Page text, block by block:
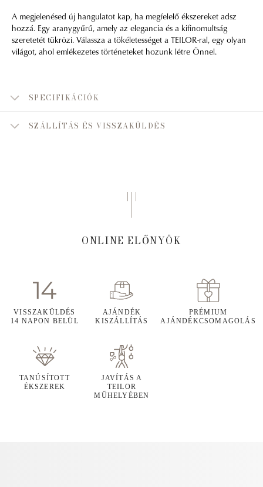
A megjelenésed új hangulatot kap, ha megfelelő ékszereket adsz
hozzá. Egy aranygyűrű, amely az elegancia és a kifinomultság
szeretetét tükrözi. Válassza a tökéletességet a TEILOR-ral, egy olyan
világot, ahol emlékezetes történeteket hozunk létre Önnel.
SPECIFIKÁCIÓK
SZÁLLÍTÁS ÉS VISSZAKÜLDÉS
ONLINE ELŐNYÖK
VISSZAKÜLDÉS
14 NAPON BELÜL
AJÁNDÉK
KISZÁLLÍTÁS
PRÉMIUM
AJÁNDÉKCSOMAGOLÁS
TANÚSÍTOTT
ÉKSZEREK
JAVÍTÁS A
TEILOR
MŰHELYÉBEN